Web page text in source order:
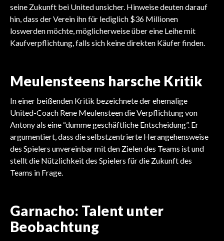
seine Zukunft bei United unsicher. Hinweise deuten darauf
hin, dass der Verein ihn für lediglich $36 Millionen
loswerden möchte, möglicherweise über eine Leihe mit
Kaufverpflichtung, falls sich keine direkten Käufer finden.
Meulensteens harsche Kritik
In einer beißenden Kritik bezeichnete der ehemalige
United-Coach Rene Meulensteen die Verpflichtung von
Antony als eine “dumme geschäftliche Entscheidung”. Er
argumentiert, dass die selbstzentrierte Herangehensweise
des Spielers unvereinbar mit den Zielen des Teams ist und
stellt die Nützlichkeit des Spielers für die Zukunft des
Teams in Frage.
Garnacho: Talent unter
Beobachtung